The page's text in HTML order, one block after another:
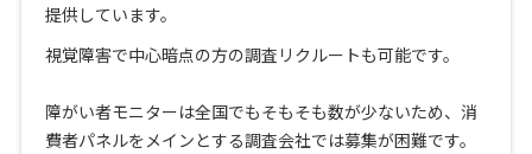
提供しています。
視覚障害で中心暗点の方の調査リクルートも可能です。
障がい者モニターは全国でもそもそも数が少ないため、消
費者パネルをメインとする調査会社では募集が困難です。